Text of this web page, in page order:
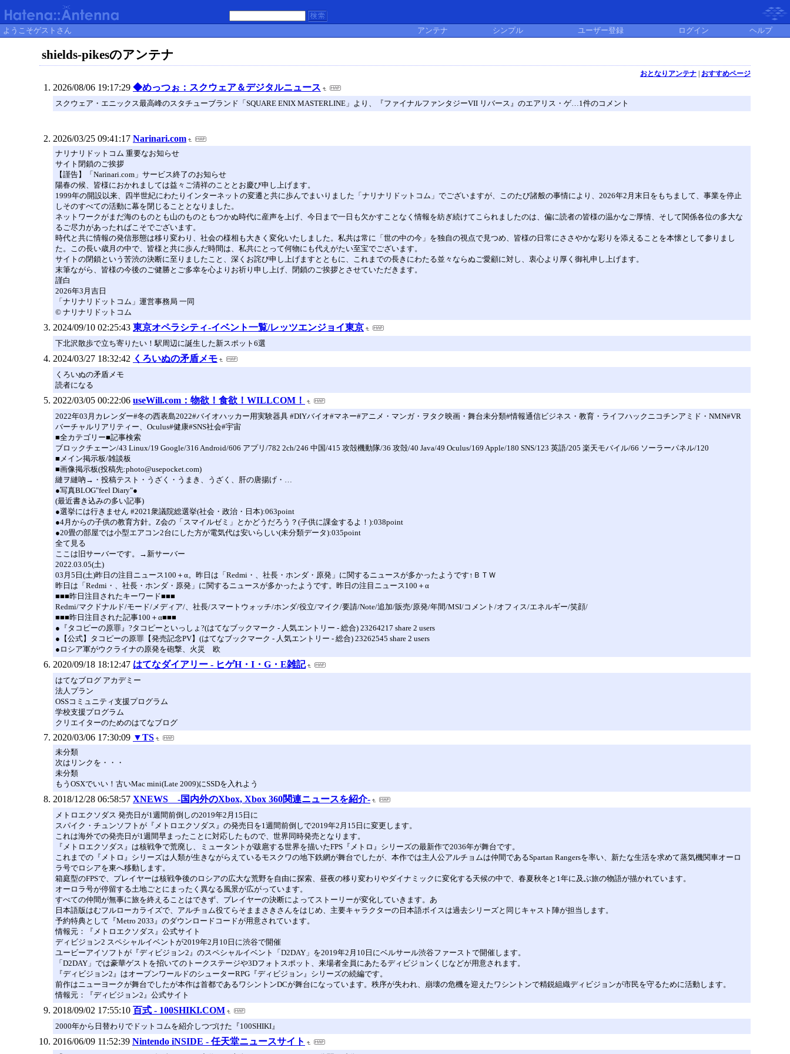
ようこそゲストさん アンテナ シンプル ユーザー登録 ログイン ヘルプ
shields-pikesのアンテナ
おとなりアンテナ| おすすめページ
2026/08/06 19:17:29 ◆めっつぉ：スクウェア＆デジタルニュース
スクウェア・エニックス最高峰のスタチューブランド「SQUARE ENIX MASTERLINE」より、『ファイナルファンタジーVII リバース』のエアリス・ゲ…1件のコメント
2026/03/25 09:41:17 Narinari.com
ナリナリドットコム 重要なお知らせ
サイト閉鎖のご挨拶
【謹告】「Narinari.com」サービス終了のお知らせ
陽春の候、皆様におかれましては益々ご清祥のこととお慶び申し上げます。
1999年の開設以来、四半世紀にわたりインターネットの変遷と共に歩んでまいりました「ナリナリドットコム」でございますが、このたび諸般の事情により、2026年2月末日をもちまして、事業を停止
しそのすべての活動に幕を閉じることとなりました。
ネットワークがまだ海のものとも山のものともつかぬ時代に産声を上げ、今日まで一日も欠かすことなく情報を紡ぎ続けてこられましたのは、偏に読者の皆様の温かなご厚情、そして関係各位の多大な
るご尽力があったればこそでございます。
時代と共に情報の発信形態は移り変わり、社会の様相も大きく変化いたしました。私共は常に「世の中の今」を独自の視点で見つめ、皆様の日常にささやかな彩りを添えることを本懐として参りまし
た。この長い歳月の中で、皆様と共に歩んだ時間は、私共にとって何物にも代えがたい至宝でございます。
サイトの閉鎖という苦渋の決断に至りましたこと、深くお詫び申し上げますとともに、これまでの長きにわたる並々ならぬご愛顧に対し、衷心より厚く御礼申し上げます。
末筆ながら、皆様の今後のご健勝とご多幸を心よりお祈り申し上げ、閉鎖のご挨拶とさせていただきます。
謹白
2026年3月吉日
「ナリナリドットコム」運営事務局 一同
© ナリナリドットコム
2024/09/10 02:25:43 東京オペラシティ-イベント一覧/レッツエンジョイ東京
下北沢散歩で立ち寄りたい！駅周辺に誕生した新スポット6選
2024/03/27 18:32:42 くろいぬの矛盾メモ
くろいぬの矛盾メモ
読者になる
2022/03/05 00:22:06 useWill.com：物欲！食欲！WILLCOM！
2022年03月カレンダー#冬の西表島2022#バイオハッカー用実験器具 #DIYバイオ#マネー#アニメ・マンガ・ヲタク映画・舞台未分類#情報通信ビジネス・教育・ライフハックニコチンアミド・NMN#VR
バーチャルリアリティー、Oculus#健康#SNS社会#宇宙
■全カテゴリー■記事検索
ブロックチェーン/43 Linux/19 Google/316 Android/606 アプリ/782 2ch/246 中国/415 攻殻機動隊/36 攻殻/40 Java/49 Oculus/169 Apple/180 SNS/123 英語/205 楽天モバイル/66 ソーラーパネル/120
■メイン掲示板/雑談板
■画像掲示板(投稿先:photo@usepocket.com)
縺ヲ縺吶→・投稿テスト・うざく・うまき、うざく、肝の唐揚げ・…
●写真BLOG"feel Diary"●
(最近書き込みの多い記事)
●選挙には行きません #2021衆議院総選挙(社会・政治・日本):063point
●4月からの子供の教育方針。Z会の「スマイルゼミ」とかどうだろう？(子供に課金するよ！):038point
●20畳の部屋では小型エアコン2台にした方が電気代は安いらしい(未分類データ):035point
全て見る
ここは旧サーバーです。→新サーバー
2022.03.05(土)
03月5日(土)昨日の注目ニュース100＋α。昨日は「Redmi・、社長・ホンダ・原発」に関するニュースが多かったようです↑ＢＴＷ
昨日は「Redmi・、社長・ホンダ・原発」に関するニュースが多かったようです。昨日の注目ニュース100＋α
■■■昨日注目されたキーワード■■■
Redmi/マクドナルド/モード/メディア/、社長/スマートウォッチ/ホンダ/役立/マイク/要請/Note/追加/販売/原発/年間/MSI/コメント/オフィス/エネルギー/笑顔/
■■■昨日注目された記事100＋α■■■
●『タコピーの原罪』?タコピーといっしょ?(はてなブックマーク - 人気エントリー - 総合) 23264217 share 2 users
●【公式】タコピーの原罪【発売記念PV】(はてなブックマーク - 人気エントリー - 総合) 23262545 share 2 users
●ロシア軍がウクライナの原発を砲撃、火災 欧
2020/09/18 18:12:47 はてなダイアリー - ヒゲH・I・G・E雑記
はてなブログ アカデミー
法人プラン
OSSコミュニティ支援プログラム
学校支援プログラム
クリエイターのためのはてなブログ
2020/03/06 17:30:09 ▼TS
未分類
次はリンクを・・・
未分類
もうOSXでいい！古いMac mini(Late 2009)にSSDを入れよう
2018/12/28 06:58:57 XNEWS -国内外のXbox, Xbox 360関連ニュースを紹介-
メトロエクソダス 発売日が1週間前倒しの2019年2月15日に
スパイク・チュンソフトが『メトロエクソダス』の発売日を1週間前倒しで2019年2月15日に変更します。
これは海外での発売日が1週間早まったことに対応したもので、世界同時発売となります。
『メトロエクソダス』は核戦争で荒廃し、ミュータントが跋扈する世界を描いたFPS『メトロ』シリーズの最新作で2036年が舞台です。
これまでの『メトロ』シリーズは人類が生きながらえているモスクワの地下鉄網が舞台でしたが、本作では主人公アルチョムは仲間であるSpartan Rangersを率い、新たな生活を求めて蒸気機関車オーロ
ラ号でロシアを東へ移動します。
箱庭型のFPSで、プレイヤーは核戦争後のロシアの広大な荒野を自由に探索、昼夜の移り変わりやダイナミックに変化する天候の中で、春夏秋冬と1年に及ぶ旅の物語が描かれています。
オーロラ号が停留する土地ごとにまったく異なる風景が広がっています。
すべての仲間が無事に旅を終えることはできず、プレイヤーの決断によってストーリーが変化していきます。あ
日本語版はむフルローカライズで、アルチョム役てらそままさきさんをはじめ、主要キャラクターの日本語ボイスは過去シリーズと同じキャスト陣が担当します。
予約特典として『Metro 2033』のダウンロードコードが用意されています。
情報元：『メトロエクソダス』公式サイト
ディビジョン2 スペシャルイベントが2019年2月10日に渋谷で開催
ユービーアイソフトが『ディビジョン2』のスペシャルイベント「D2DAY」を2019年2月10日にベルサール渋谷ファーストで開催します。
「D2DAY」では豪華ゲストを招いてのトークステージや3Dフォトスポット、来場者全員にあたるディビジョンくじなどが用意されます。
『ディビジョン2』はオープンワールドのシューターRPG『ディビジョン』シリーズの続編です。
前作はニューヨークが舞台でしたが本作は首都であるワシントンDCが舞台になっています。秩序が失われ、崩壊の危機を迎えたワシントンで精鋭組織ディビジョンが市民を守るために活動します。
情報元：『ディビジョン2』公式サイト
2018/09/02 17:55:10 百式 - 100SHIKI.COM
2000年から日替わりでドットコムを紹介しつづけた『100SHIKI』
2016/06/09 11:52:39 Nintendo iNSIDE - 任天堂ニュースサイト